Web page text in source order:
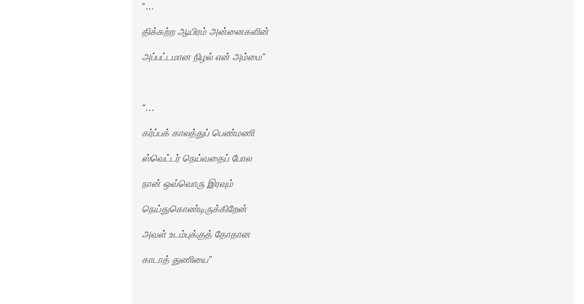
“…
திக்கற்ற ஆயிரம் அன்னைகளின்
அப்பட்டமான நிழல் என் அம்மை”
“…
கர்ப்பக் காலத்துப் பெண்மணி
ஸ்வெட்டர் நெய்வதைப் போல
நான் ஒவ்வொரு இரவும்
நெய்துகொண்டிருக்கிறேன்
அவள் உடம்புக்குத் தோதான
காடாத் துணியை”